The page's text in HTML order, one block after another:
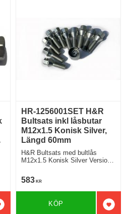
till i favoriter
HR-1256001SET H&R
Bultsats inkl låsbutar
M12x1.5 Konisk Silver,
Längd 60mm
H&R Bultsats med bultlås
M12x1.5 Konisk Silver Version
583 KR
KÖP